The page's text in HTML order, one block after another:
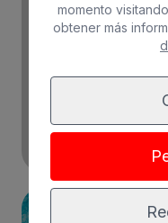
momento
obtener más